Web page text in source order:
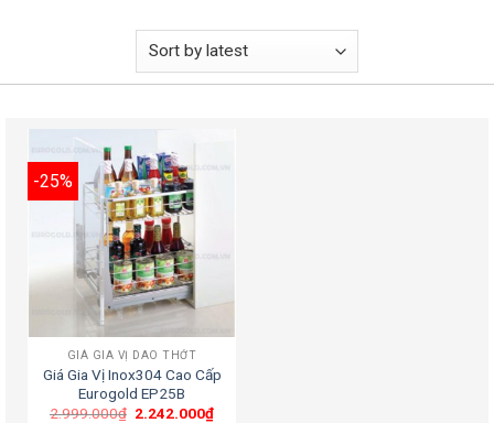
-25%
GIÁ GIA VỊ DAO THỚT
Giá Gia Vị Inox304 Cao Cấp
Eurogold EP25B
2.999.000₫ 2.242.000₫